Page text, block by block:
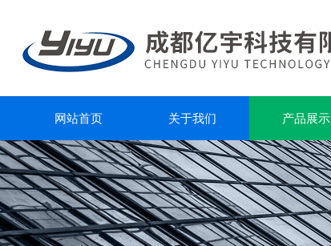
网站首页 关于我们 产品展示